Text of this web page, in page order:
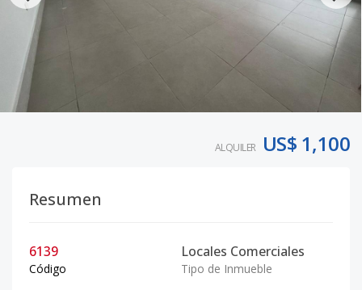
ALQUILER US$ 1,100
Resumen
6139
Código
Locales Comerciales
Tipo de Inmueble